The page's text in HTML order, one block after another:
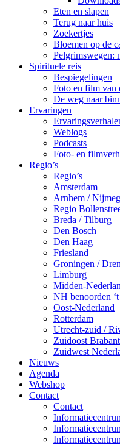
Eten en slapen
Terug naar huis
Zoekertjes
Bloemen op de
Pelgrimswegen:
Spirituele reis
Bespiegelingen
Foto en film van
De weg naar
Ervaringen
Weblogs
Podcasts
Foto- en
Regio’s
Regio’s
Amsterdam
Arnhem /
Regio
Breda / Tilburg
Den Bosch
Den Haag
Friesland
Groningen /
Limburg
Midden-
NH benoorden
Oost-Nederland
Rotterdam
Utrecht-zuid /
Zuidoost Brabant
Zuidwest
Nieuws
Agenda
Webshop
Contact
Contact